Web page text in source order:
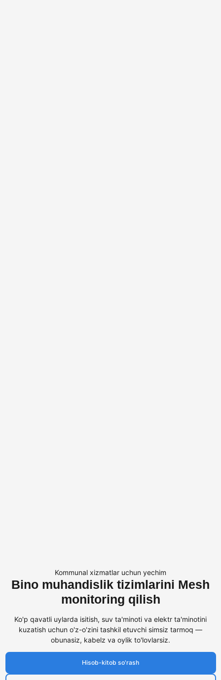
Kommunal xizmatlar uchun yechim
Bino muhandislik tizimlarini Mesh
monitoring qilish
Ko'p qavatli uylarda isitish, suv ta'minoti va elektr ta'minotini
kuzatish uchun o'z-o'zini tashkil etuvchi simsiz tarmoq —
obunasiz, kabelz va oylik to'lovlarsiz.
Hisob-kitob so'rash